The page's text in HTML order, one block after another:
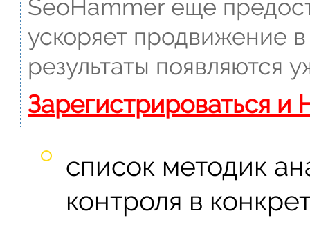
SeoHammer еще
ускоряет продвижение
результаты появляются
Зарегистрироваться и
список методик
контроля в